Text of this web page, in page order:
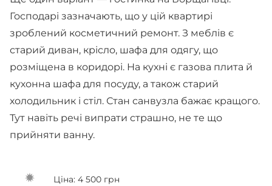
Господарі зазначають, що у цій квартирі
зроблений косметичний ремонт. З меблів є
старий диван, крісло, шафа для одягу, що
розміщена в коридорі. На кухні є газова плита й
кухонна шафа для посуду, а також старий
холодильник і стіл. Стан санвузла бажає кращого.
Тут навіть речі випрати страшно, не те що
прийняти ванну.
Ціна: 4 500 грн